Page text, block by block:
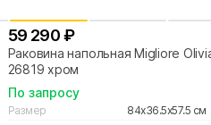
59 290 ₽
Раковина напольная Migliore
26819 хром
По запросу
Размер
84x36.5x57.5 см